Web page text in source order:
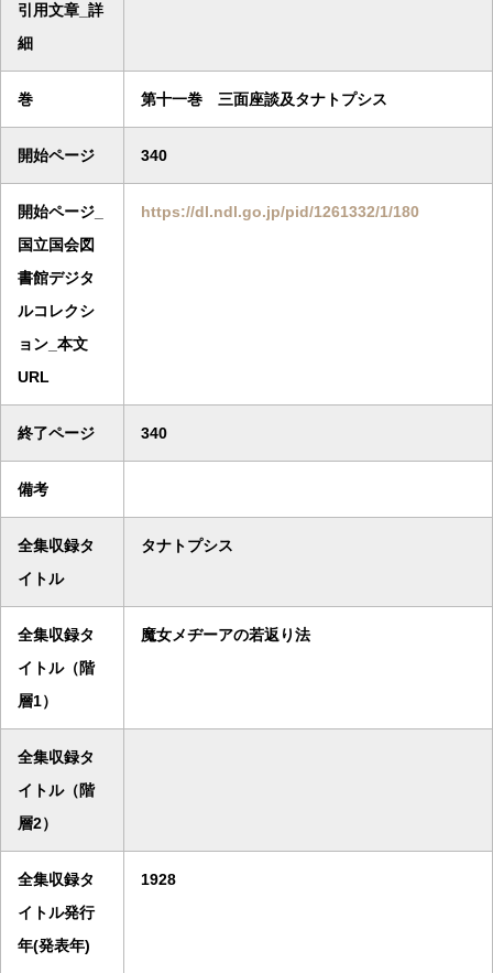
引用文章_詳
細
巻 第十一巻 三面座談及タナトプシス
開始ページ 340
開始ページ_
国立国会図
書館デジタ
ルコレクシ
ョン_本文
URL
https://dl.ndl.go.jp/pid/1261332/1/180
終了ページ 340
備考
全集収録タ
イトル
タナトプシス
全集収録タ
イトル（階
層1）
魔女メヂーアの若返り法
全集収録タ
イトル（階
層2）
全集収録タ
イトル発行
年(発表年)
1928